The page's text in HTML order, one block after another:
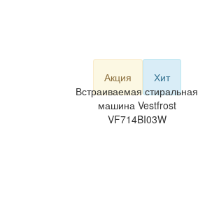
Акция
Хит
Встраиваемая стиральная
машина Vestfrost
VF714BI03W